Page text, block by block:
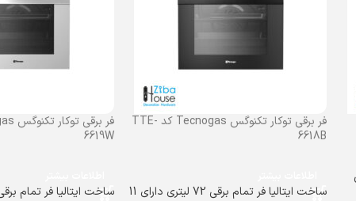
فر برقی توکار تکنوگس Tecnogas کد TTE-
6618B
ساخت ایتالیا فر تمام برقی 72 لیتری دارای 11
6619W